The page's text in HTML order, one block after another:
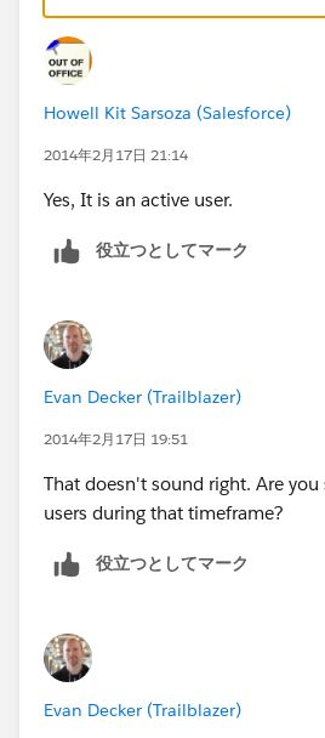
Howell Kit Sarsoza (Salesforce)
2014年2月17日 21:14
Yes, It is an active user.
役立つとしてマーク
Evan Decker (Trailblazer)
2014年2月17日 19:51
That doesn't sound right. Are you
users during that timeframe?
役立つとしてマーク
Evan Decker (Trailblazer)